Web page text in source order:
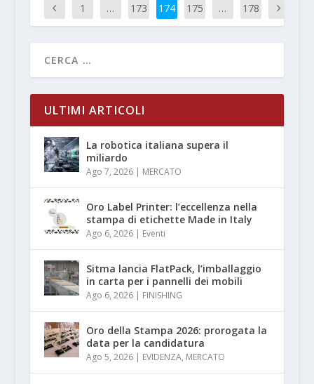
1 … 173 174 175 … 178
ULTIMI ARTICOLI
La robotica italiana supera il
miliardo
Ago 7, 2026| MERCATO
Oro Label Printer: l’eccellenza nella
stampa di etichette Made in Italy
Ago 6, 2026| Eventi
Sitma lancia FlatPack, l’imballaggio
in carta per i pannelli dei mobili
Ago 6, 2026| FINISHING
Oro della Stampa 2026: prorogata la
data per la candidatura
Ago 5, 2026| EVIDENZA, MERCATO